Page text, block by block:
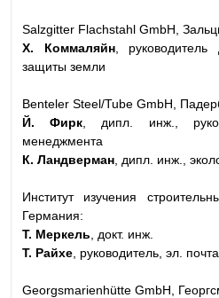
Salzgitter Flachstahl GmbH,
Х. Коммаляйн, руководитель
защиты земли
Benteler Steel/Tube GmbH,
Й. Фирк , дипл. инж.,
менеджмента
К. Ландверман , дипл. инж.,
Институт изучения
Германия:
Т. Меркель , докт. инж.
Т. Райхе , руководитель, эл.
Georgsmarienhütte GmbH,